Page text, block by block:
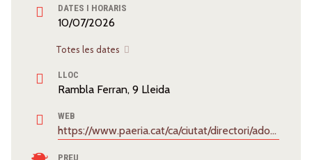
DATES I HORARIS
10/07/2026
Totes les dates
LLOC
Rambla Ferran, 9 Lleida
WEB
https://www.paeria.cat/ca/ciutat/directori/adoberies
PREU